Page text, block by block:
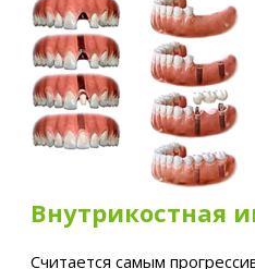
Внутрикостная
Считается самым